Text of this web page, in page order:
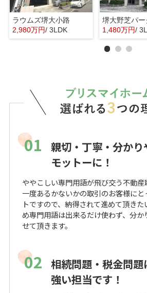
ラウムズ堺大小路
2,980万円/ 3LDK
1,480万円/
01
親切・丁寧・分かり
モットーに！
ややこしい専門用語が飛び交う不動産
一度あるかないかの取引のお客様にと
トですので、納得されて進めて頂き
め専門用語は出来るだけ使わず、分か
せて頂きます。
02 相続問題・税金問題
強い担当です！